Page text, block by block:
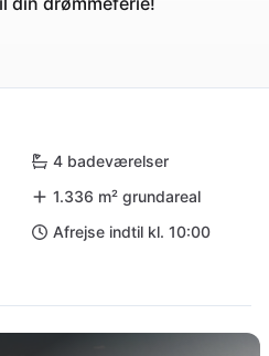
4 badeværelser
1.336 m² grundareal
Afrejse indtil kl. 10:00